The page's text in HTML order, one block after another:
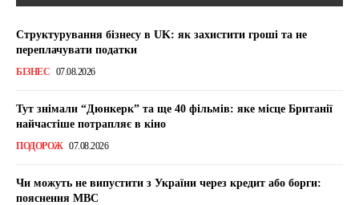
Структурування бізнесу в UK: як захистити гроші та не
переплачувати податки
БІЗНЕС 07.08.2026
Тут знімали “Дюнкерк” та ще 40 фільмів: яке місце Британії
найчастіше потрапляє в кіно
ПОДОРОЖ 07.08.2026
Чи можуть не випустити з України через кредит або борги:
пояснення МВС